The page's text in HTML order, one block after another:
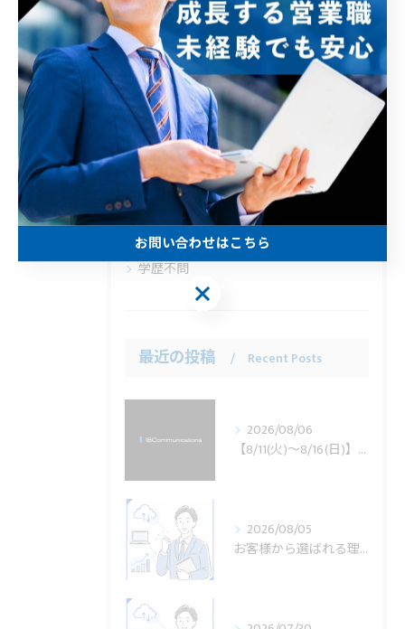
カテゴリー Categories
全てのカテゴリー
正社員
訪問
未経験
経験者優遇
学歴不問
最近の投稿 Recent Posts
2026/08/06
【8/11(火)～8/16(日)】夏季休業のお知らせ
2026/08/05
お客様から選ばれる理由とは？導入事例から見る課題解決力
お問い合わせはこちら
お問い合わせはこちら